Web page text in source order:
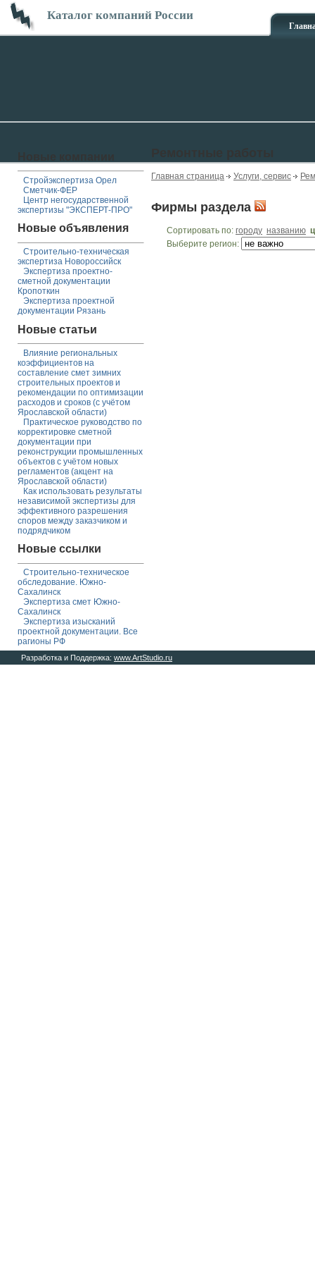
Каталог компаний России
Стройэкспертиза Орел
Сметчик-ФЕР
Центр негосударственной
экспертизы "ЭКСПЕРТ-ПРО"
Новые объявления
Строительно-техническая
экспертиза Новороссийск
Экспертиза проектно-
сметной документации
Кропоткин
Экспертиза проектной
документации Рязань
Новые статьи
Влияние региональных
коэффициентов на
составление смет зимних
строительных проектов и
рекомендации по оптимизации
расходов и сроков (с учётом
Ярославской области)
Практическое руководство по
корректировке сметной
документации при
реконструкции промышленных
объектов с учётом новых
регламентов (акцент на
Ярославской области)
Как использовать результаты
независимой экспертизы для
эффективного разрешения
споров между заказчиком и
подрядчиком
Новые ссылки
Строительно-техническое
обследование. Южно-
Сахалинск
Экспертиза смет Южно-
Сахалинск
Экспертиза изысканий
проектной документации. Все
рагионы РФ
Главная страница Услуги, сервис
Фирмы раздела
Сортировать по: городу названию
Выберите регион:
Разработка и Поддержка: www.ArtStudio.ru